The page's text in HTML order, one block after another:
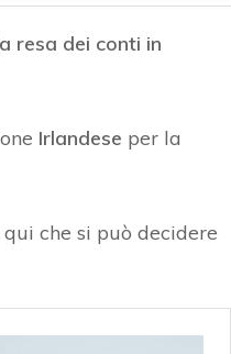
resa dei conti in
Irlandese per la
che si può decidere